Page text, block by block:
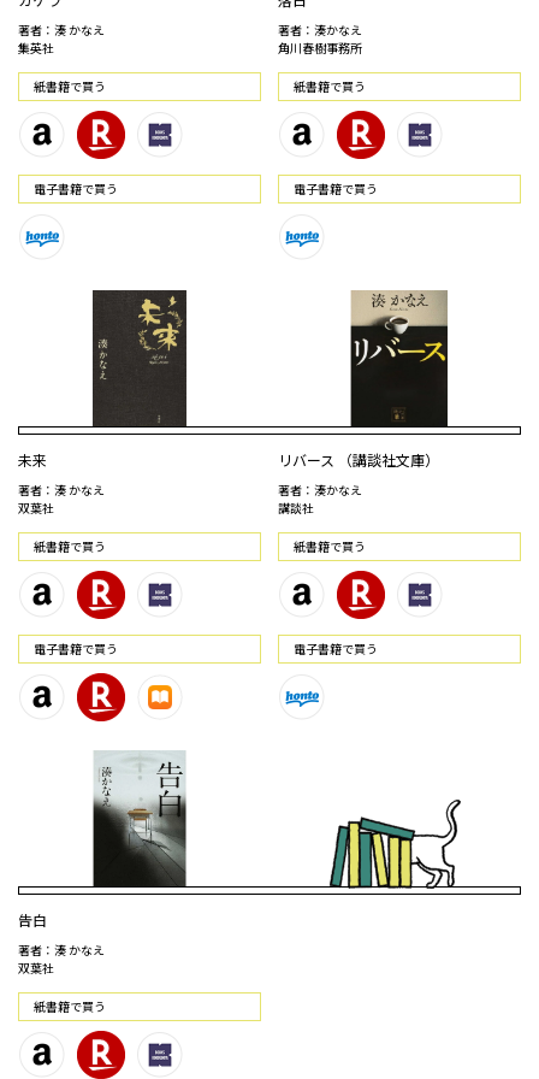
著者：湊 かなえ
集英社
紙書籍で買う
電⼦書籍で買う
著者：湊かなえ
角川春樹事務所
紙書籍で買う
電⼦書籍で買う
未来
著者：湊 かなえ
双葉社
紙書籍で買う
電⼦書籍で買う
リバース （講談社文庫）
著者：湊かなえ
講談社
紙書籍で買う
電⼦書籍で買う
告白
著者：湊 かなえ
双葉社
紙書籍で買う